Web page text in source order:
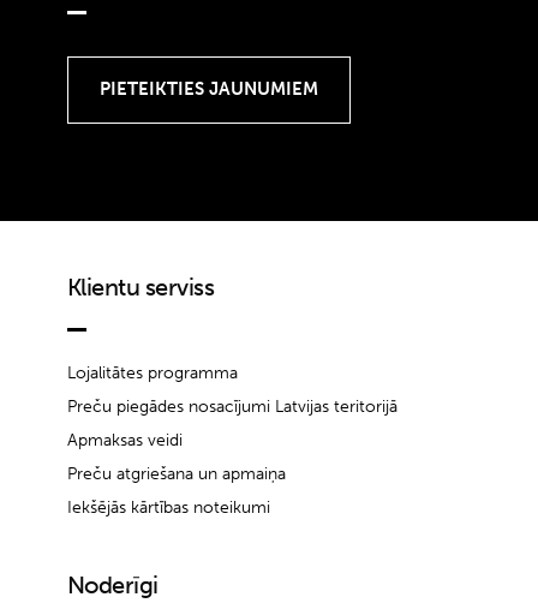
Klientu serviss
Lojalitātes programma
Preču piegādes nosacījumi Latvijas teritorijā
Apmaksas veidi
Preču atgriešana un apmaiņa
Iekšējās kārtības noteikumi
Noderīgi